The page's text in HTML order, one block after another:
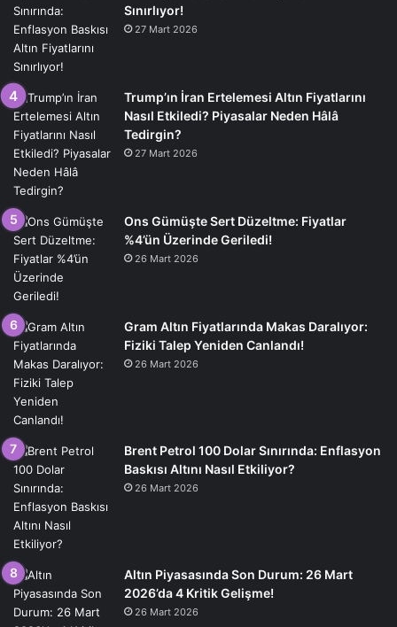
Sınırlıyor!
27 Mart 2026
Trump’ın İran Ertelemesi Altın Fiyatlarını
Nasıl Etkiledi? Piyasalar Neden Hâlâ
Tedirgin?
27 Mart 2026
Ons Gümüşte Sert Düzeltme: Fiyatlar
%4’ün Üzerinde Geriledi!
26 Mart 2026
Gram Altın Fiyatlarında Makas Daralıyor:
Fiziki Talep Yeniden Canlandı!
26 Mart 2026
Brent Petrol 100 Dolar Sınırında: Enflasyon
Baskısı Altını Nasıl Etkiliyor?
26 Mart 2026
Altın Piyasasında Son Durum: 26 Mart
2026’da 4 Kritik Gelişme!
26 Mart 2026